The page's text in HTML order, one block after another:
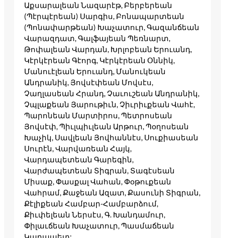
Աքսարալեան Նազարէթ, Բերբերեան
(Պէրպէրեան) Սարգիս, Բոնապարտեան
(Պոնափարթեան) Խաչատուր, Գազանճեան
Վարազդատ, Գալֆայեան Պեռնարտ,
Թոփալեան Վարդան, Խրլոբեան Երուանդ,
Կէրկէրեան Գէորգ, Կէրկէրեան Օննիկ,
Մանուէլեան Երուանդ, Մանուկեան
Անդրանիկ, Յովսէփեան Մովսէս,
Չաղլասեան Հրանդ, Չաւուշեան Անդրանիկ,
Չպլաքեան Յարութիւն, Չիւրիւքեան Վահէ,
Պարոնեան Մարտիրոս, Պետրոսեան
Յովսէփ, Պիւլպիւլեան Արթուր, Պօղոսեան
Խաչիկ, Սավլեան Յովհաննէս, Սուքիասեան
Սուրէն, Վարվառեան Հայկ,
Վարդապետեան Գարեգին,
Վարժապետեան Տիգրան, Տագէսեան
Միսաք, Փասքալ Վահան, Փօթուքեան
Վահրամ, Քաջեան Ազատ, Քասունի Տիգրան,
Քէլիքեան Համբար-Համբարձում,
Քիւփելեան Ներսէս, Գ. Խանդամուր,
Փիլաւճեան Խաչատուր, Պասմաճեան